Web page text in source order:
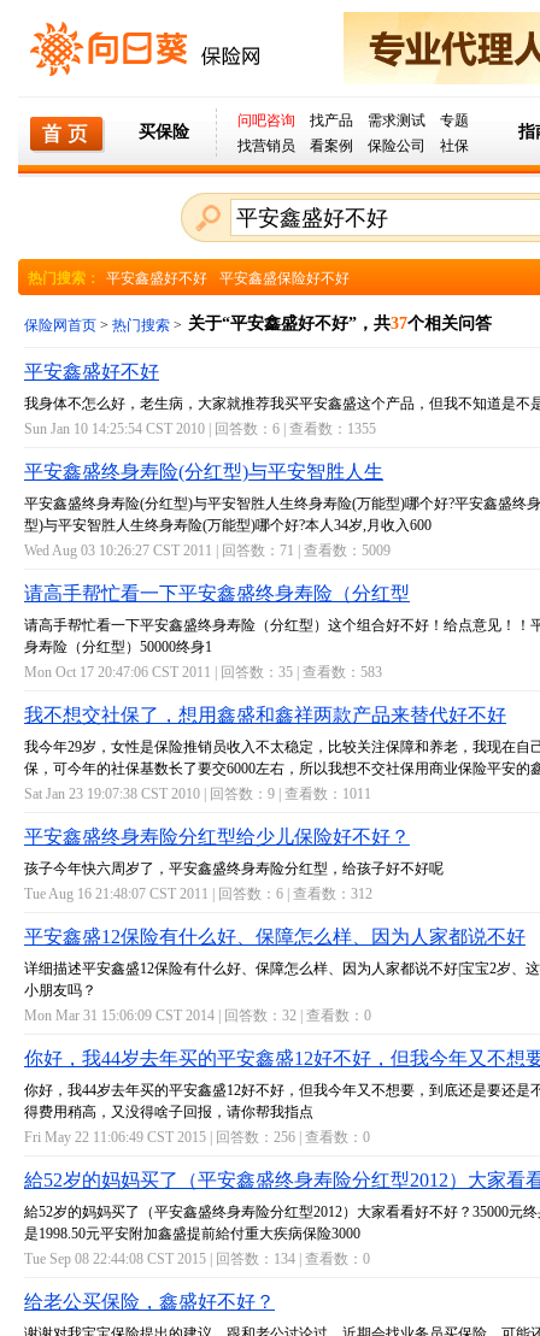
买保险
问吧咨询 找产品 需求测试
专题
找营销员
看案例 保险公司 社保
指
热门搜索： 平安鑫盛好不好 平安鑫盛保险好不好
保险网首页 > 热门搜索 > 关于“平安鑫盛好不好”，共37个相关问答
平安鑫盛好不好
我身体不怎么好，老生病，大家就推荐我买平安鑫盛这个产品，但我不知道是不
Sun Jan 10 14:25:54 CST 2010 | 回答数： 6 | 查看数： 1355
平安鑫盛终身寿险(分红型)与平安智胜人生
平安鑫盛终身寿险(分红型)与平安智胜人生终身寿险(万能型)哪个好?平安鑫盛终
型)与平安智胜人生终身寿险(万能型)哪个好?本人34岁,月收入600
Wed Aug 03 10:26:27 CST 2011 | 回答数： 71 | 查看数： 5009
请高手帮忙看一下平安鑫盛终身寿险（分红型
请高手帮忙看一下平安鑫盛终身寿险（分红型）这个组合好不好！给点意见！！
身寿险（分红型）50000终身1
Mon Oct 17 20:47:06 CST 2011 | 回答数： 35 | 查看数： 583
我不想交社保了，想用鑫盛和鑫祥两款产品来替代好不好
我今年29岁，女性是保险推销员收入不太稳定，比较关注保障和养老，我现在自
保，可今年的社保基数长了要交6000左右，所以我想不交社保用商业保险平安的
Sat Jan 23 19:07:38 CST 2010 | 回答数： 9 | 查看数： 1011
平安鑫盛终身寿险分红型给少儿保险好不好？
孩子今年快六周岁了，平安鑫盛终身寿险分红型，给孩子好不好呢
Tue Aug 16 21:48:07 CST 2011 | 回答数： 6 | 查看数： 312
平安鑫盛12保险有什么好、保障怎么样、因为人家都说不好
详细描述平安鑫盛12保险有什么好、保障怎么样、因为人家都说不好|宝宝2岁、
小朋友吗？
Mon Mar 31 15:06:09 CST 2014 | 回答数： 32 | 查看数： 0
你好，我44岁去年买的平安鑫盛12好不好，但我今年又不想
你好，我44岁去年买的平安鑫盛12好不好，但我今年又不想要，到底还是要还是
得费用稍高，又没得啥子回报，请你帮我指点
Fri May 22 11:06:49 CST 2015 | 回答数： 256 | 查看数： 0
給52岁的妈妈买了（平安鑫盛终身寿险分红型2012）大家看
給52岁的妈妈买了（平安鑫盛终身寿险分红型2012）大家看看好不好？35000元
是1998.50元平安附加鑫盛提前給付重大疾病保险3000
Tue Sep 08 22:44:08 CST 2015 | 回答数： 134 | 查看数： 0
给老公买保险，鑫盛好不好？